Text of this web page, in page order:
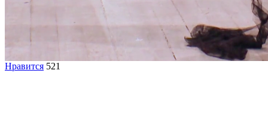
Нравится 521